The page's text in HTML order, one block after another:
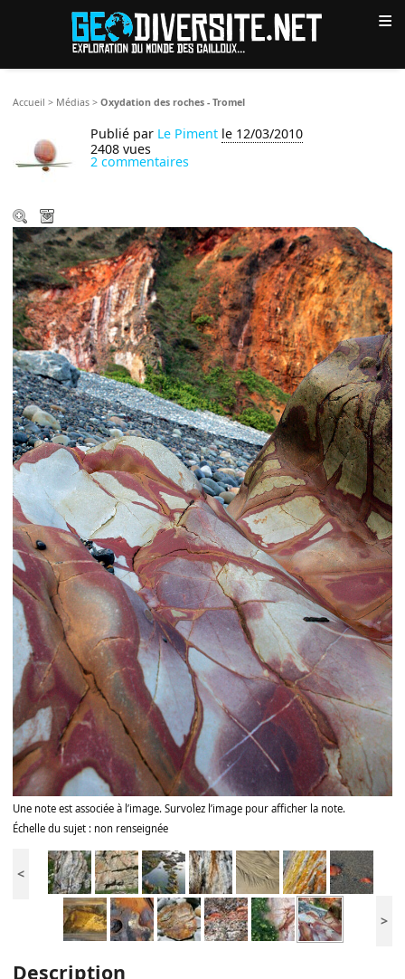
≡
Accueil > Médias >Oxydation des roches - Tromel
Publié par Le Piment le 12/03/2010
2408 vues
2 commentaires
Une note est associée à l’image. Survolez l’image pour afficher la note.
Échelle du sujet : non renseignée
<
>
Description